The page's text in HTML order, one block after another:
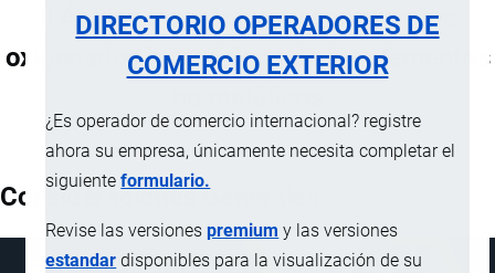
DIRECTORIO OPERADORES DE
COMERCIO EXTERIOR
¿Es operador de comercio internacional? registre
ahora su empresa, únicamente necesita completar el
siguienteformulario.
Revise las versionespremium y las versiones
estandar disponibles para la visualización de su
II Ácidos inorgánicos y compuestos
oxigenados inorgánicos de los elementos
Consideraciones Generales